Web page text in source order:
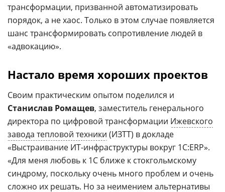
трансформации, призванной автоматизировать
порядок, а не хаос. Только в этом случае появляется
шанс трансформировать сопротивление людей в
«адвокацию».
Настало время хороших проектов
Своим практическим опытом поделился и
Станислав Ромащев, заместитель генерального
директора по цифровой трансформации Ижевского
завода тепловой техники (ИЗТТ) в докладе
«Выстраивание ИТ-инфраструктуры вокруг 1С:ERP».
«Для меня любовь к 1С ближе к стокгольмскому
синдрому, поскольку очень много проблем и очень
сложно их решать. Но за неимением альтернативы